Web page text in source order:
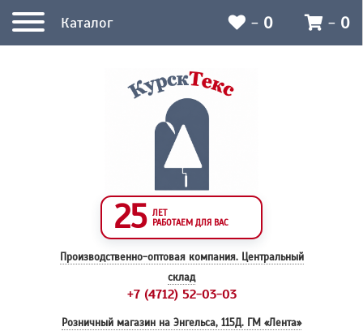
25 ЛЕТ
РАБОТАЕМ ДЛЯ ВАС
Производственно-оптовая компания. Центральный
склад
+7 (4712) 52-03-03
Розничный магазин на Энгельса, 115Д. ГМ «Лента»
Каталог - 0 - 0